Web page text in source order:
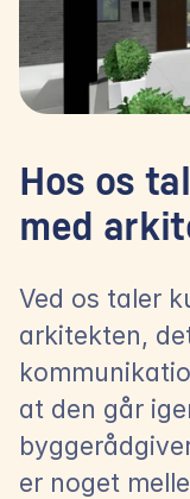
Hos os
med
Ved os taler
arkitekten,
at den går
er noget